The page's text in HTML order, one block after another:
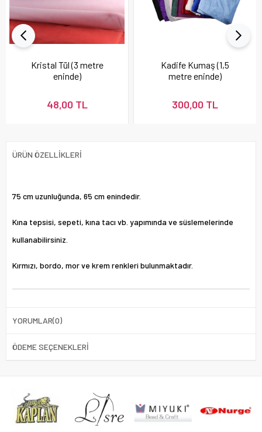
Kristal Tül (3 metre
eninde)
48,00 TL
Kadife Kumaş (1,5
metre eninde)
300,00 TL
ÜRÜN ÖZELLIKLERI
75 cm uzunluğunda, 65 cm enindedir.
Kına tepsisi, sepeti, kına tacı vb. yapımında ve süslemelerinde
kullanabilirsiniz.
Kırmızı, bordo, mor ve krem renkleri bulunmaktadır.
YORUMLAR(0)
ÖDEME SEÇENEKLERI